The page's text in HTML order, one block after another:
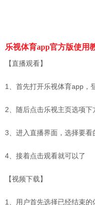
乐视体育app官方版使用
【直播观看】
1、首先打开乐视体育app，
2、随后点击乐视主页选项下
3、进入直播界面，选择要看
4、接着点击观看就可以了
【视频下载】
1、用户首先选择已经结束的